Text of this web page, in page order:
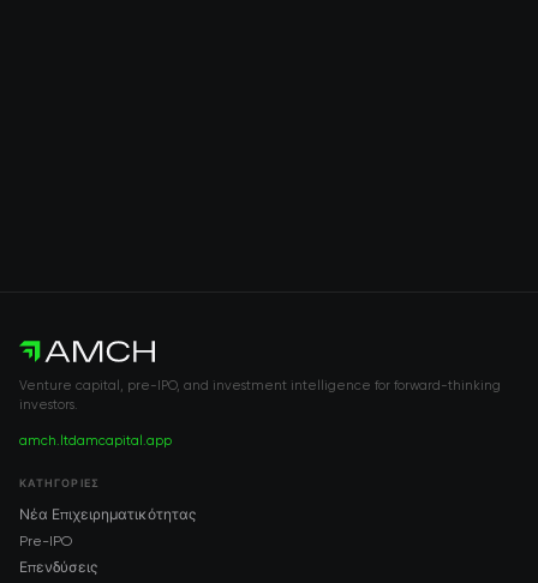
Venture capital, pre-IPO, and investment intelligence for forward-thinking
investors.
amch.ltdamcapital.app
ΚΑΤΗΓΟΡΊΕΣ
Νέα Επιχειρηματικότητας
Pre-IPO
Επενδύσεις